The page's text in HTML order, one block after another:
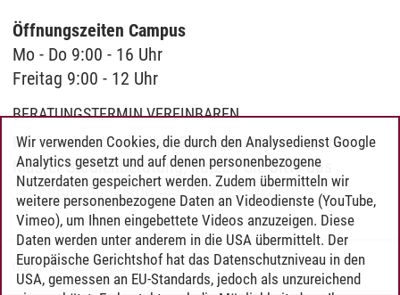
Öffnungszeiten Campus
Mo - Do 9:00 - 16 Uhr
Freitag 9:00 - 12 Uhr
BERATUNGSTERMIN VEREINBAREN
Für einen individuellen Beratungs­termin mit der
Master Studien­beratung, nutzen Sie bitte das
Termin­buchungs­tool auf unserer Website.
Graduate School /18.09.2025
Wir verwenden Cookies, die durch den Analysedienst Google
Analytics gesetzt und auf denen personenbezogene
Nutzerdaten gespeichert werden. Zudem übermitteln wir
weitere personenbezogene Daten an Videodienste (YouTube,
Vimeo), um Ihnen eingebettete Videos anzuzeigen. Diese
Daten werden unter anderem in die USA übermittelt. Der
Europäische Gerichtshof hat das Datenschutzniveau in den
USA, gemessen an EU-Standards, jedoch als unzureichend